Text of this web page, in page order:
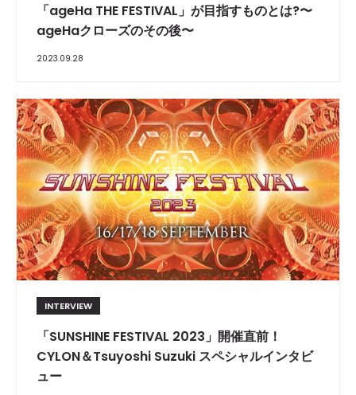
​「ageHa THE FESTIVAL」が目指すものとは?〜
ageHaクローズのその後〜
2023.09.28
INTERVIEW
「SUNSHINE FESTIVAL 2023」開催直前！
CYLON＆Tsuyoshi Suzuki スペシャルインタビ
ュー